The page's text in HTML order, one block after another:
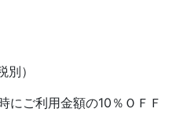
）
にご利用金額の10％ＯＦＦ